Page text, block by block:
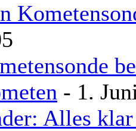
- 1.
Alles